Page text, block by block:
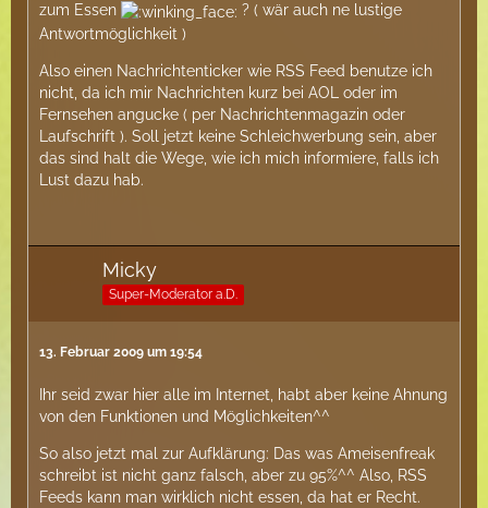
zum Essen
? ( wär auch ne lustige
Antwortmöglichkeit )
Also einen Nachrichtenticker wie RSS Feed benutze ich
nicht, da ich mir Nachrichten kurz bei AOL oder im
Fernsehen angucke ( per Nachrichtenmagazin oder
Laufschrift ). Soll jetzt keine Schleichwerbung sein, aber
das sind halt die Wege, wie ich mich informiere, falls ich
Lust dazu hab.
Micky
Super-Moderator a.D.
13. Februar 2009 um 19:54
Ihr seid zwar hier alle im Internet, habt aber keine Ahnung
von den Funktionen und Möglichkeiten^^
So also jetzt mal zur Aufklärung: Das was Ameisenfreak
schreibt ist nicht ganz falsch, aber zu 95%^^ Also, RSS
Feeds kann man wirklich nicht essen, da hat er Recht.